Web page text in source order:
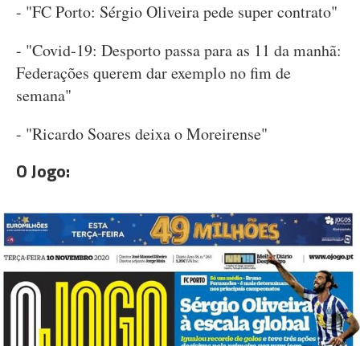
- "FC Porto: Sérgio Oliveira pede super contrato"
- "Covid-19: Desporto passa para as 11 da manhã:
Federações querem dar exemplo no fim de
semana"
- "Ricardo Soares deixa o Moreirense"
O Jogo: